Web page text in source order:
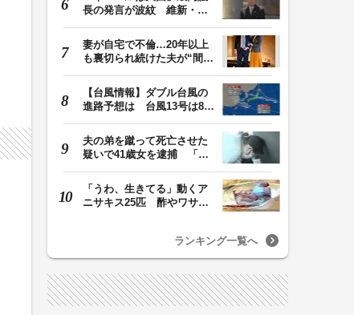
長の発言が波紋 維新・吉
妻が自宅で不倫…20年以上
も裏切られ続けた夫が“間
【台風情報】ダブル台風の
進路予想は 台風13号は8日
夫の弟を蹴って死亡させた
疑いで41歳女を逮捕 「生
「うわ、生きてる」動くア
ニサキス25匹 酢やワサビ
ランキング一覧へ